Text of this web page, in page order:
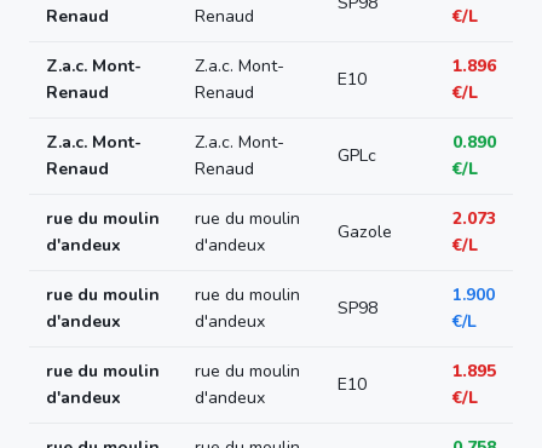
Renaud
Renaud
€/L
Z.a.c. Mont-
Renaud
Z.a.c. Mont-
Renaud
E10
1.896
€/L
Z.a.c. Mont-
Renaud
Z.a.c. Mont-
Renaud
GPLc
0.890
€/L
rue du moulin
d'andeux
rue du moulin
d'andeux
Gazole
2.073
€/L
rue du moulin
d'andeux
rue du moulin
d'andeux
SP98
1.900
€/L
rue du moulin
d'andeux
rue du moulin
d'andeux
E10
1.895
€/L